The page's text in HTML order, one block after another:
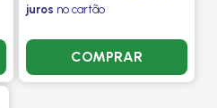
juros no cartão
COMPRAR